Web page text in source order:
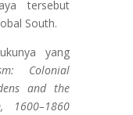
tersebut
South.
yang
Colonial
and the
1600–1860